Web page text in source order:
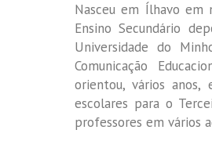
Nasceu em Ílhavo em
Ensino Secundário
Universidade do
Comunicação
orientou, vários anos,
escolares para o
professores em vários